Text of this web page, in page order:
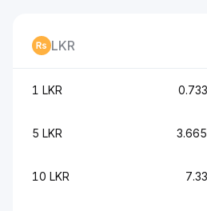
LKR
1 LKR
5 LKR
10 LKR